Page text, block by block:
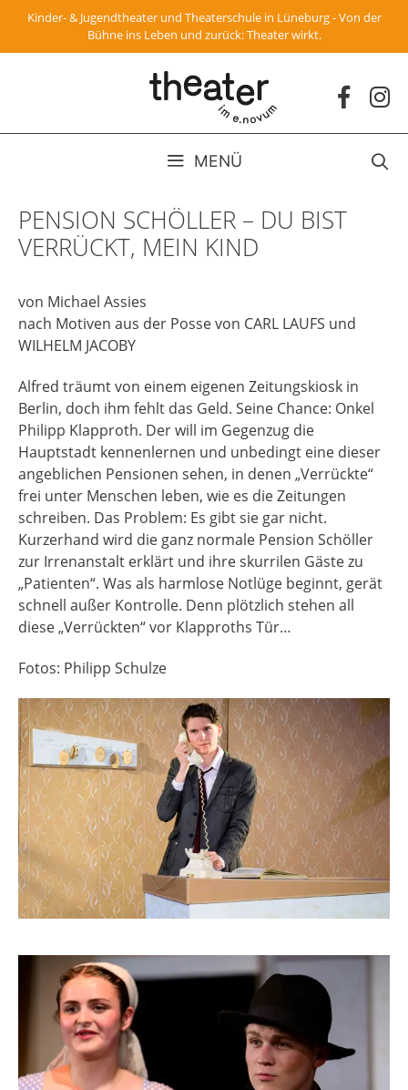
Zum
springen
Kinder- & Jugendtheater und Theaterschule in Lüneburg - Von der
Bühne ins Leben und zurück: Theater wirkt.
MENÜ
PENSION SCHÖLLER – DU BIST
VERRÜCKT, MEIN KIND
von Michael Assies
nach Motiven aus der Posse von CARL LAUFS und
WILHELM JACOBY
Alfred träumt von einem eigenen Zeitungskiosk in
Berlin, doch ihm fehlt das Geld. Seine Chance: Onkel
Philipp Klapproth. Der will im Gegenzug die
Hauptstadt kennenlernen und unbedingt eine dieser
angeblichen Pensionen sehen, in denen „Verrückte“
frei unter Menschen leben, wie es die Zeitungen
schreiben. Das Problem: Es gibt sie gar nicht.
Kurzerhand wird die ganz normale Pension Schöller
zur Irrenanstalt erklärt und ihre skurrilen Gäste zu
„Patienten“. Was als harmlose Notlüge beginnt, gerät
schnell außer Kontrolle. Denn plötzlich stehen all
diese „Verrückten“ vor Klapproths Tür…
Fotos: Philipp Schulze